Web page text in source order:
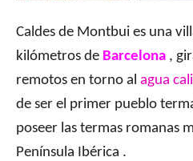
Caldes de Montbui es una
kilómetros de Barcelona ,
remotos en torno al agua
de ser el primer pueblo
poseer las termas romanas
Península Ibérica .